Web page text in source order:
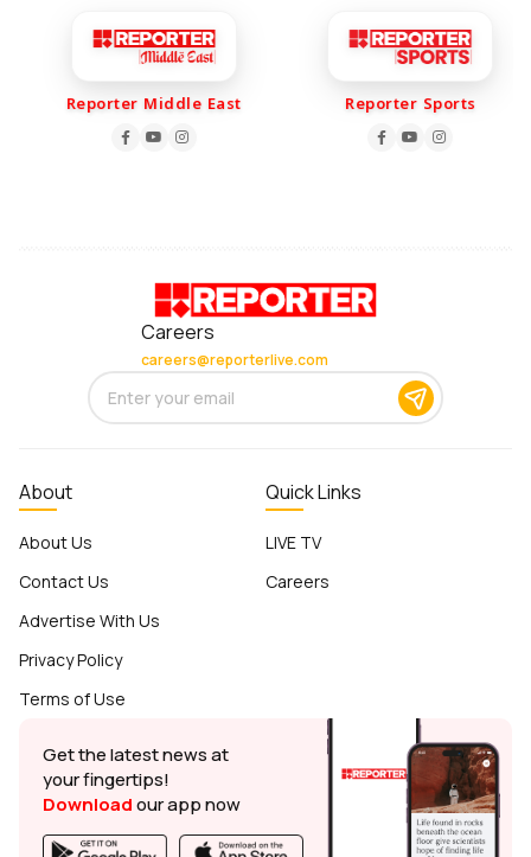
Reporter Middle East Reporter Sports
Careers
careers@reporterlive.com
About
About Us
Contact Us
Advertise With Us
Privacy Policy
Terms of Use
Quick Links
LIVE TV
Careers
Get the latest news at
your fingertips!
Downloadour app now